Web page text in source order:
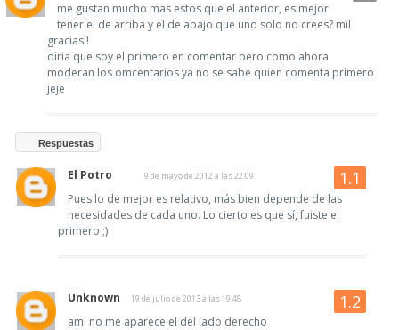
me gustan mucho mas estos que el anterior, es mejor
tener el de arriba y el de abajo que uno solo no crees? mil
gracias!!
diria que soy el primero en comentar pero como ahora
moderan los omcentarios ya no se sabe quien comenta primero
jeje
Respuestas
El Potro 9 de mayo de 2012 a las 22:09
Pues lo de mejor es relativo, más bien depende de las
necesidades de cada uno. Lo cierto es que sí, fuiste el
primero ;)
Unknown 19 de julio de 2013 a las 19:48
ami no me aparece el del lado derecho